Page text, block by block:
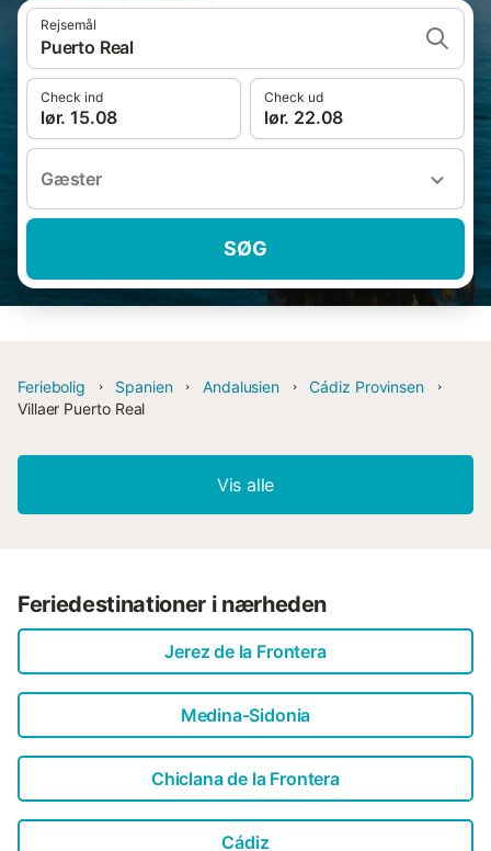
Rejsemål
Puerto Real
Check ind
lør. 15.08
Check ud
lør. 22.08
Gæster
SØG
Feriebolig Spanien Andalusien
Cádiz Provinsen
Villaer Puerto Real
Vis alle
Feriedestinationer i nærheden
Jerez de la Frontera
Medina-Sidonia
Chiclana de la Frontera
Cádiz